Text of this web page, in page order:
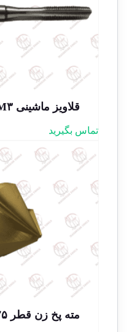
قلاویز ماشینی M۳ نابرو
تماس بگیرید
مته پخ زن قطر ۲۵